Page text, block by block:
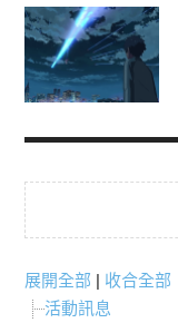
展開全部 | 收合全部
活動訊息